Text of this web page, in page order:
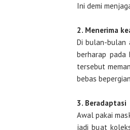
Ini demi
2. Menerima
Di bulan-bulan
berharap pada
tersebut
bebas
3. Beradaptasi
Awal pakai
jadi buat